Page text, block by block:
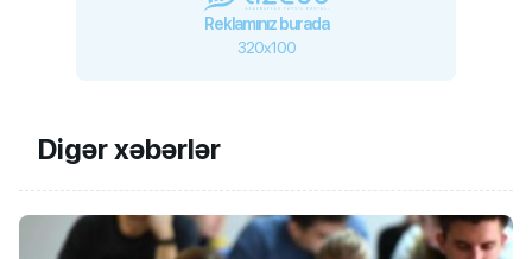
Reklamınız burada
320x100
Digər xəbərlər